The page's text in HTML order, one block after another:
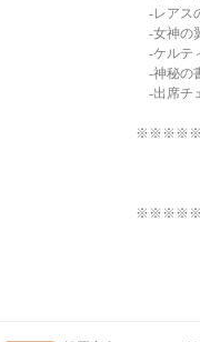
-レアス
-女神の
-ケルテ
-神秘の
-出席チ
はや